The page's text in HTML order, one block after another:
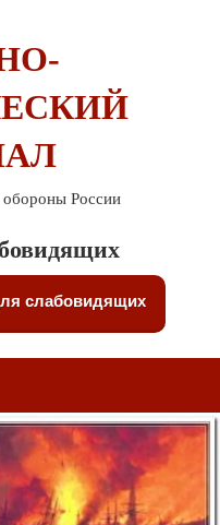
России
слабовидящих